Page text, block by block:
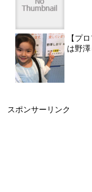
【プ
は野
スポンサーリンク